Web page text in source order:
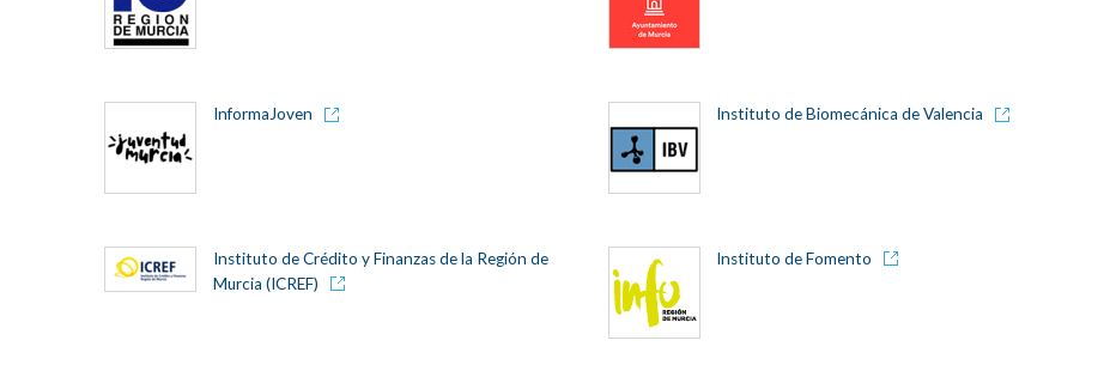
InformaJoven Instituto de Biomecánica de Valencia
Instituto de Crédito y Finanzas de la Región de
Murcia (ICREF)
Instituto de Fomento